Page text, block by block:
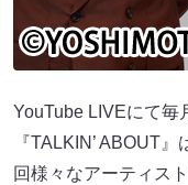
YouTube LIVEにて毎
『TALKIN’ ABOUT
回様々なアーティス